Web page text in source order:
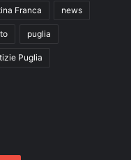
Franca news
puglia
Puglia